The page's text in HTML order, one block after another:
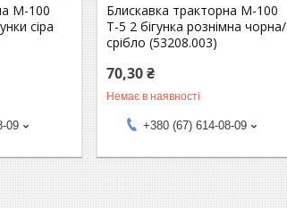
М-100
сіра
09
Блискавка тракторна М-100
Т-5 2 бігунка рознімна чорна/
срібло (53208.003)
70,30 ₴
Немає в наявності
+380 (67) 614-08-09